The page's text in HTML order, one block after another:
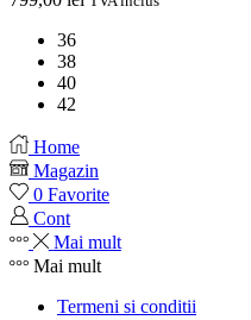
36
38
40
42
Home
Magazin
0 Favorite
Cont
Mai mult
Mai mult
Termeni si conditii